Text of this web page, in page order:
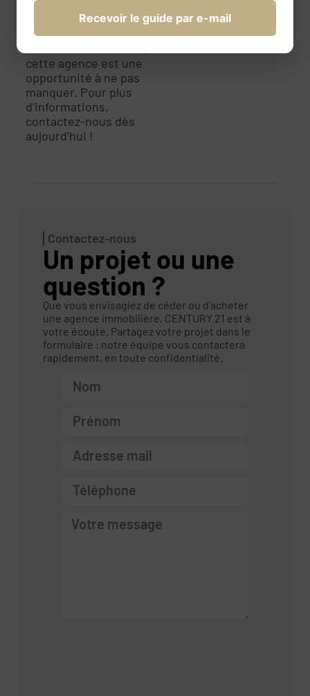
à votre carrière dans
l’immobilier ou
entreprendre une
cette agence est une
opportunité à ne pas
manquer. Pour plus
d’informations,
contactez-nous dès
aujourd’hui !
Contactez-nous
Un projet ou une
question ?
Que vous envisagiez de céder ou d’acheter
une agence immobilière, CENTURY 21 est à
votre écoute. Partagez votre projet dans le
formulaire : notre équipe vous contactera
rapidement, en toute confidentialité.
Recevoir le guide par e-mail